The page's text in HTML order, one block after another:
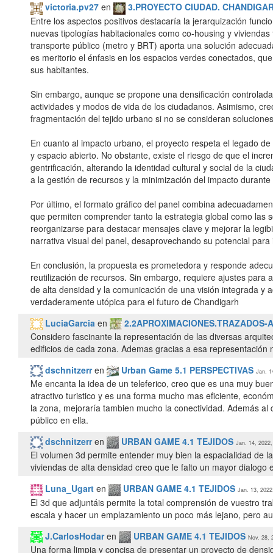
victoria.pv27 en
3.PROYECTO CIUDAD.
Entre los aspectos positivos destacaría la jerarquización
nuevas tipologías habitacionales como co-housing y
transporte público (metro y BRT) aporta una solución
es meritorio el énfasis en los espacios verdes conectados,
sus habitantes.
Sin embargo, aunque se propone una densificación
actividades y modos de vida de los ciudadanos. Asimismo,
fragmentación del tejido urbano si no se consideran
En cuanto al impacto urbano, el proyecto respeta el legado
y espacio abierto. No obstante, existe el riesgo de que el
gentrificación, alterando la identidad cultural y social de la
a la gestión de recursos y la minimización del impacto
Por último, el formato gráfico del panel combina
que permiten comprender tanto la estrategia global como
reorganizarse para destacar mensajes clave y mejorar la
narrativa visual del panel, desaprovechando su potencial
En conclusión, la propuesta es prometedora y responde
reutilización de recursos. Sin embargo, requiere ajustes
de alta densidad y la comunicación de una visión integrada y
verdaderamente utópica para el futuro de Chandigarh
LuciaGarcia en
2.2APROXIMACIONES.TRAZADOS-
Considero fascinante la representación de las diversas
edificios de cada zona. Ademas gracias a esa
dschnitzerren Urban Game 5.1 PERSPECTIVAS Jan.
Me encanta la idea de un teleferico, creo que es una muy
atractivo turistico y es una forma mucho mas eficiente,
la zona, mejoraría tambien mucho la conectividad. Además
público en ella.
dschnitzerren URBAN GAME 4.1 TEJIDOS Jan. 14,
El volumen 3d permite entender muy bien la espacialidad de
viviendas de alta densidad creo que le falto un mayor
Luna_Ugart en URBAN GAME 4.1 TEJIDOS Jan. 13,
El 3d que adjuntáis permite la total comprensión de vuestro
escala y hacer un emplazamiento un poco más lejano, pero
J.CarlosHodaren URBAN GAME 4.1 TEJIDOS Nov. 28,
Una forma limpia y concisa de presentar un proyecto de